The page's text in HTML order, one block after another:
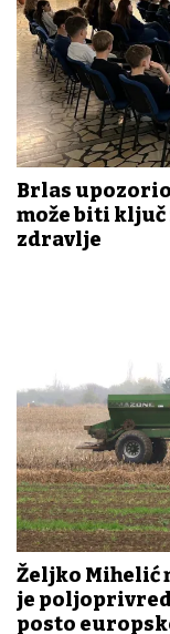
Brlas
može biti
zdravlje
Željko Mihelić
je
posto